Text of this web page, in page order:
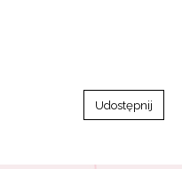
Udostępnij